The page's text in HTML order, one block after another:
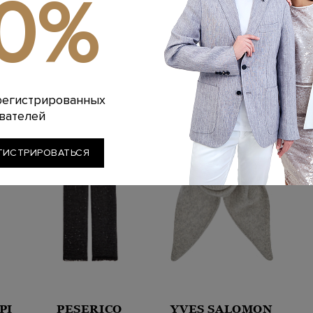
Артикул: D411BR
Параметры
Похожие товары
PESERICO YVES SALOMON